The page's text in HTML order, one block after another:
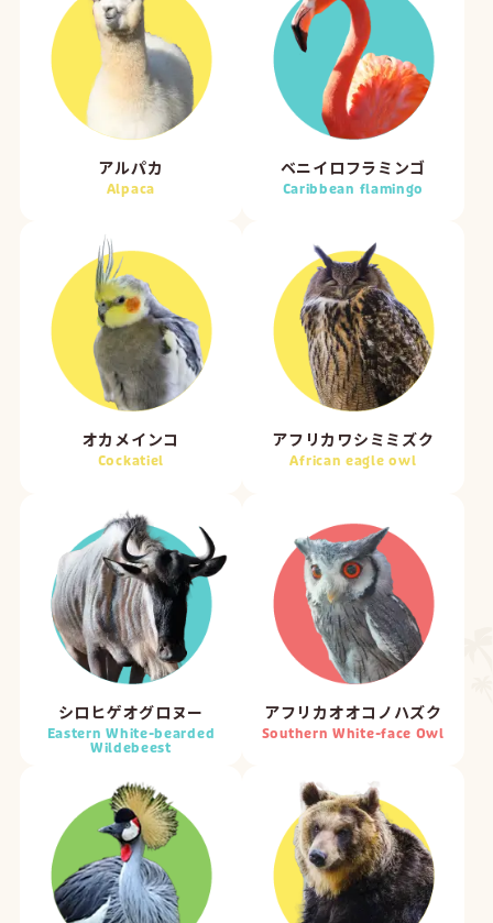
アルパカ
Alpaca
ベニイロフラミンゴ
Caribbean flamingo
オカメインコ
Cockatiel
アフリカワシミミズク
African eagle owl
シロヒゲオグロヌー
Eastern White-bearded
Wildebeest
アフリカオオコノハズク
Southern White-face Owl